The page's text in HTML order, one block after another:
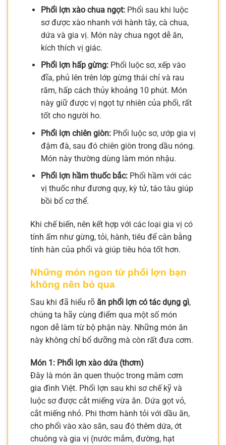
Phổi lợn xào chua ngọt:Phổi sau khi luộc
sơ được xào nhanh với hành tây, cà chua,
dứa và gia vị. Món này chua ngọt dễ ăn,
kích thích vị giác.
Phổi lợn hấp gừng:Phổi luộc sơ, xếp vào
đĩa, phủ lên trên lớp gừng thái chỉ và rau
răm, hấp cách thủy khoảng 10 phút. Món
này giữ được vị ngọt tự nhiên của phổi, rất
tốt cho người ho.
Phổi lợn chiên giòn:Phổi luộc sơ, ướp gia vị
đậm đà, sau đó chiên giòn trong dầu nóng.
Món này thường dùng làm món nhậu.
Phổi lợn hầm thuốc bắc:Phổi hầm với các
vị thuốc như đương quy, kỳ tử, táo tàu giúp
bồi bổ cơ thể.
Khi chế biến, nên kết hợp với các loại gia vị có
tính ấm như gừng, tỏi, hành, tiêu để cân bằng
tính hàn của phổi và giúp tiêu hóa tốt hơn.
Những món ngon từ phổi lợn bạn
không nên bỏ qua
Sau khi đã hiểu rõ ăn phổi lợn có tác dụng gì,
chúng ta hãy cùng điểm qua một số món
ngon dễ làm từ bộ phận này. Những món ăn
này không chỉ bổ dưỡng mà còn rất đưa cơm.
Món 1: Phổi lợn xào dứa (thơm)
Đây là món ăn quen thuộc trong mâm cơm
gia đình Việt. Phổi lợn sau khi sơ chế kỹ và
luộc sơ được cắt miếng vừa ăn. Dứa gọt vỏ,
cắt miếng nhỏ. Phi thơm hành tỏi với dầu ăn,
cho phổi vào xào săn, sau đó thêm dứa, ớt
chuông và gia vị (nước mắm, đường, hạt